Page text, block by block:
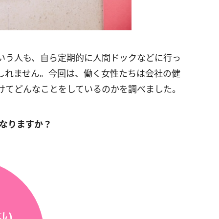
人も、自ら定期的に人間ドックなどに行っ
ません。今回は、働く女性たちは会社の健
どんなことをしているのかを調べました。
りますか？